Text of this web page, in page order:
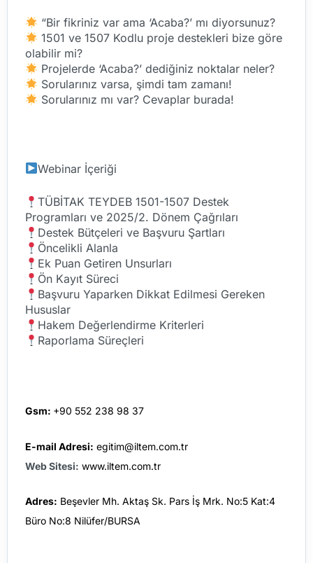
“Bir fikriniz var ama ‘Acaba?’ mı diyorsunuz?
1501 ve 1507 Kodlu proje destekleri bize göre
olabilir mi?
Projelerde ‘Acaba?’ dediğiniz noktalar neler?
Sorularınız varsa, şimdi tam zamanı!
Sorularınız mı var? Cevaplar burada!
Webinar İçeriği
TÜBİTAK TEYDEB 1501-1507 Destek
Programları ve 2025/2. Dönem Çağrıları
Destek Bütçeleri ve Başvuru Şartları
Öncelikli Alanla
Ek Puan Getiren Unsurları
Ön Kayıt Süreci
Başvuru Yaparken Dikkat Edilmesi Gereken
Hususlar
Hakem Değerlendirme Kriterleri
Raporlama Süreçleri
Gsm: +90 552 238 98 37
E-mail Adresi: egitim@iltem.com.tr
Web Sitesi: www.iltem.com.tr
Adres: Beşevler Mh. Aktaş Sk. Pars İş Mrk. No:5 Kat:4
Büro No:8 Nilüfer/BURSA